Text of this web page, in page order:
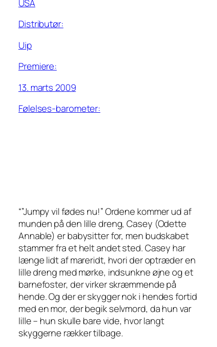
USA
Distributør:
Uip
Premiere:
13. marts 2009
Følelses-barometer:
“”Jumpy vil fødes nu!” Ordene kommer ud af
munden på den lille dreng, Casey (Odette
Annable) er babysitter for, men budskabet
stammer fra et helt andet sted. Casey har
længe lidt af mareridt, hvori der optræder en
lille dreng med mørke, indsunkne øjne og et
barnefoster, der virker skræmmende på
hende. Og der er skygger nok i hendes fortid
med en mor, der begik selvmord, da hun var
lille – hun skulle bare vide, hvor langt
skyggerne rækker tilbage.